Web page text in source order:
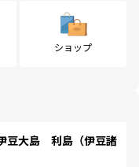
ショップ
大島 利島（伊豆諸